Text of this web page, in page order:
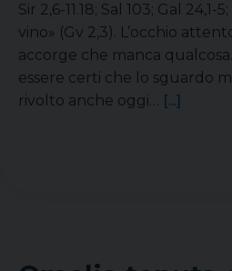
Sir 2,6-11.18; Sal 103; Gal 24,1-
vino» (Gv 2,3). L’occhio
accorge che manca
essere certi che lo sguardo
rivolto anche oggi… [...]